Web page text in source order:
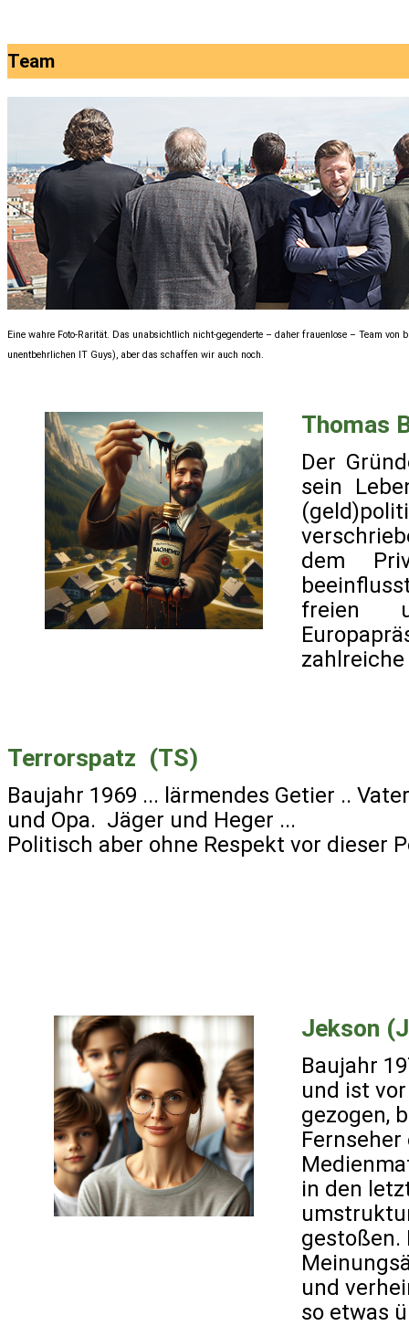
Team
Eine wahre Foto-Rarität. Das unabsichtlich nicht-gegenderte – daher frauenlose – Team
unentbehrlichen IT Guys), aber das schaffen wir auch noch.
Thomas
Der
sein
dem
freien
Terrorspatz (TS)
Baujahr 1969 ... lärmendes Getier ..
und Opa. Jäger und Heger ...
Politisch aber ohne Respekt vor dieser
Jekson
Baujahr
und ist
gezogen,
in den
gestoßen.
und
so etwas